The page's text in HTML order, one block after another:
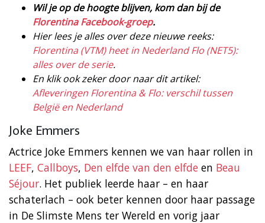
Wil je op de hoogte blijven, kom dan bij de
Florentina Facebook-groep.
Hier lees je alles over deze nieuwe reeks:
Florentina (VTM) heet in Nederland Flo (NET5):
alles over de serie.
En klik ook zeker door naar dit artikel:
Afleveringen Florentina & Flo: verschil tussen
België en Nederland
Joke Emmers
Actrice Joke Emmers kennen we van haar rollen in
LEEF, Callboys, Den elfde van den elfde en Beau
Séjour. Het publiek leerde haar – en haar
schaterlach – ook beter kennen door haar passage
in De Slimste Mens ter Wereld en vorig jaar